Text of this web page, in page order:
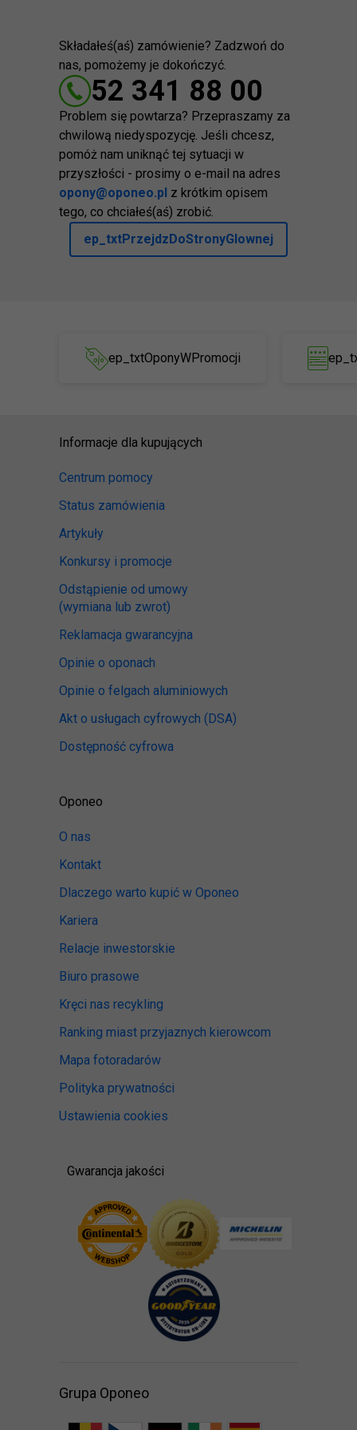
Składałeś(aś) zamówienie? Zadzwoń do
nas, pomożemy je dokończyć.
52 341 88 00
Problem się powtarza? Przepraszamy za
chwilową niedyspozycję. Jeśli chcesz,
pomóż nam uniknąć tej sytuacji w
przyszłości - prosimy o e-mail na adres
opony@oponeo.pl z krótkim opisem
tego, co chciałeś(aś) zrobić.
ep_txtPrzejdzDoStronyGlownej
ep_txtOponyWPromocji
Informacje dla kupujących
Centrum pomocy
Status zamówienia
Artykuły
Konkursy i promocje
Odstąpienie od umowy
(wymiana lub zwrot)
Reklamacja gwarancyjna
Opinie o oponach
Opinie o felgach aluminiowych
Akt o usługach cyfrowych (DSA)
Dostępność cyfrowa
Oponeo
O nas
Kontakt
Dlaczego warto kupić w Oponeo
Kariera
Relacje inwestorskie
Biuro prasowe
Kręci nas recykling
Ranking miast przyjaznych kierowcom
Mapa fotoradarów
Polityka prywatności
Ustawienia cookies
Gwarancja jakości
Grupa Oponeo